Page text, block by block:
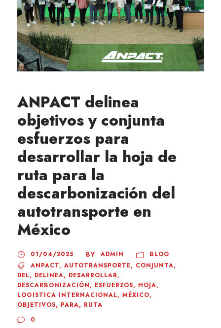
ANPACT delinea
objetivos y conjunta
esfuerzos para
desarrollar la hoja de
ruta para la
descarbonización del
autotransporte en
México
01/04/2025 BY ADMIN
BLOG
ANPACT, AUTOTRANSPORTE, CONJUNTA,
DEL, DELINEA, DESARROLLAR,
DESCARBONIZACIÓN, ESFUERZOS, HOJA,
LOGISTICA INTERNACIONAL, MÉXICO,
OBJETIVOS, PARA, RUTA
0